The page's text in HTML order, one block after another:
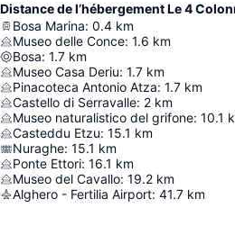
Distance de l’hébergement Le 4
Bosa Marina: 0.4 km
Museo delle Conce: 1.6 km
Bosa: 1.7 km
Museo Casa Deriu: 1.7 km
Pinacoteca Antonio Atza: 1.7 km
Castello di Serravalle: 2 km
Museo naturalistico del grifone: 10.1
Casteddu Etzu: 15.1 km
Nuraghe: 15.1 km
Ponte Ettori: 16.1 km
Museo del Cavallo: 19.2 km
Alghero - Fertilia Airport: 41.7 km